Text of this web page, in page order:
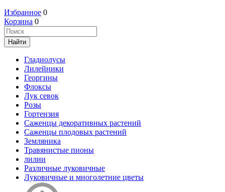
Избранное 0
Корзина 0
Гладиолусы
Лилейники
Георгины
Флоксы
Лук севок
Розы
Гортензия
Саженцы декоративных растений
Саженцы плодовых растений
Земляника
Травянистые пионы
лилии
Различные луковичные
Луковичные и многолетние цветы